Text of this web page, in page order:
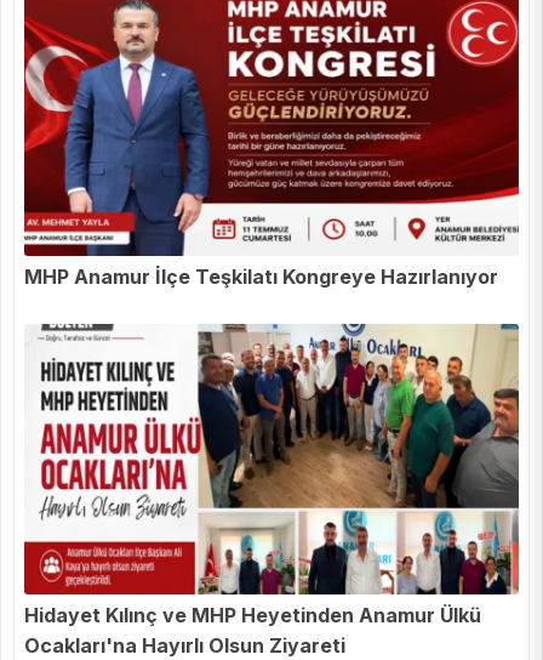
MHP Anamur İlçe Teşkilatı Kongreye Hazırlanıyor
Hidayet Kılınç ve MHP Heyetinden Anamur Ülkü
Ocakları'na Hayırlı Olsun Ziyareti